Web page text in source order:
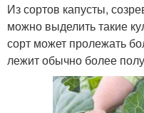
Из сортов капусты,
можно выделить такие
сорт может пролежать
лежит обычно более